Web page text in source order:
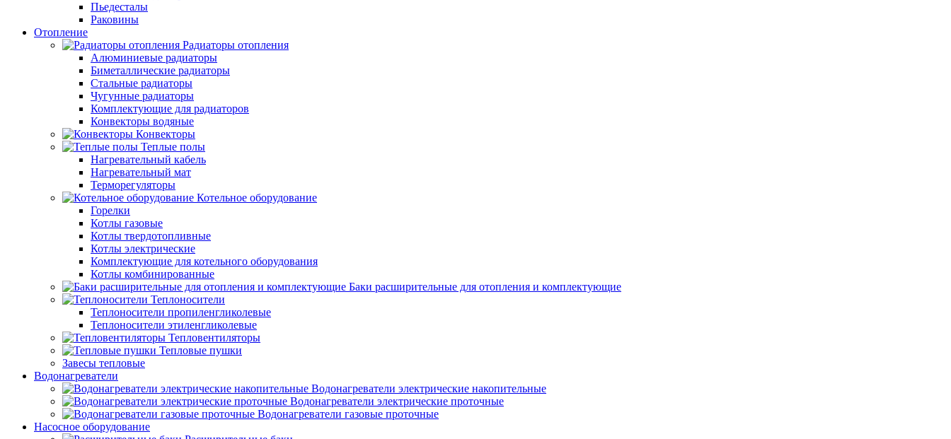
Пьедесталы
Раковины
Отопление
Радиаторы отопления
Алюминиевые радиаторы
Биметаллические радиаторы
Стальные радиаторы
Чугунные радиаторы
Комплектующие для радиаторов
Конвекторы водяные
Конвекторы
Теплые полы
Нагревательный кабель
Нагревательный мат
Терморегуляторы
Котельное оборудование
Горелки
Котлы газовые
Котлы твердотопливные
Котлы электрические
Комплектующие для котельного оборудования
Котлы комбинированные
Баки расширительные для отопления и комплектующие
Теплоносители
Теплоносители пропиленгликолевые
Теплоносители этиленгликолевые
Тепловентиляторы
Тепловые пушки
Завесы тепловые
Водонагреватели
Водонагреватели электрические накопительные
Водонагреватели электрические проточные
Водонагреватели газовые проточные
Насосное оборудование